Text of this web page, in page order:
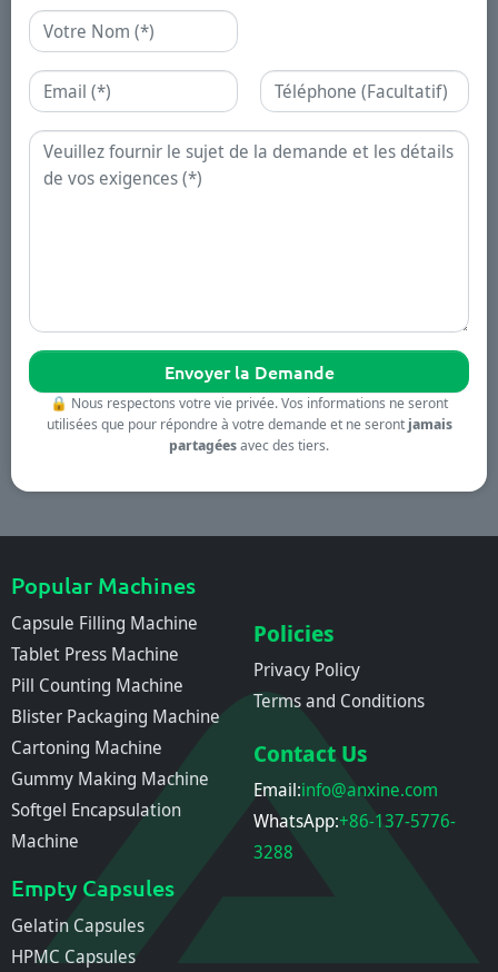
Nom
Email Téléphone
Demande
🔒 Nous respectons votre vie privée. Vos informations ne seront
utilisées que pour répondre à votre demande et ne seront jamais
partagéesavec des tiers.
Popular Machines
Capsule Filling Machine
Tablet Press Machine
Pill Counting Machine
Blister Packaging Machine
Cartoning Machine
Gummy Making Machine
Softgel Encapsulation
Machine
Empty Capsules
Gelatin Capsules
HPMC Capsules
Policies
Privacy Policy
Terms and Conditions
Contact Us
Email:info@anxine.com
WhatsApp:+86-137-5776-
3288